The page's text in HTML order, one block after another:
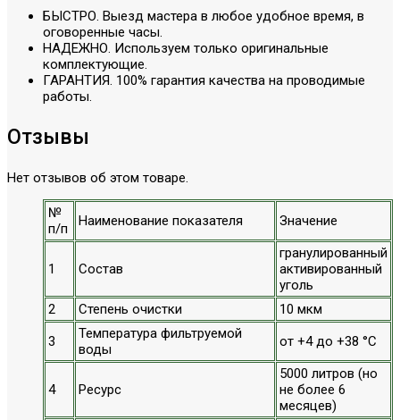
БЫСТРО. Выезд мастера в любое удобное время, в
оговоренные часы.
НАДЕЖНО. Используем только оригинальные
комплектующие.
ГАРАНТИЯ. 100% гарантия качества на проводимые
работы.
Отзывы
Нет отзывов об этом товаре.
№
п/п
Наименование показателя Значение
1 Состав
гранулированный
активированный
уголь
2
Степень очистки
10 мкм
3
Температура фильтруемой
воды
от +4 до +38 °С
4 Ресурс
5000 литров (но
не более 6
месяцев)